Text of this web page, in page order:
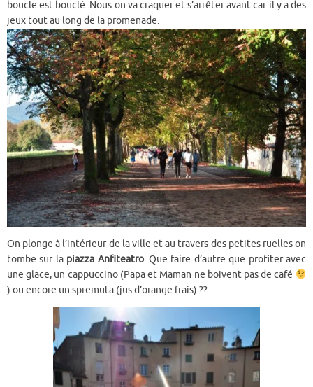
boucle est bouclé. Nous on va craquer et s’arrêter avant car il y a des
jeux tout au long de la promenade.
On plonge à l’intérieur de la ville et au travers des petites ruelles on
tombe sur la piazza Anfiteatro. Que faire d’autre que profiter avec
une glace, un cappuccino (Papa et Maman ne boivent pas de café
) ou encore un spremuta (jus d’orange frais) ??